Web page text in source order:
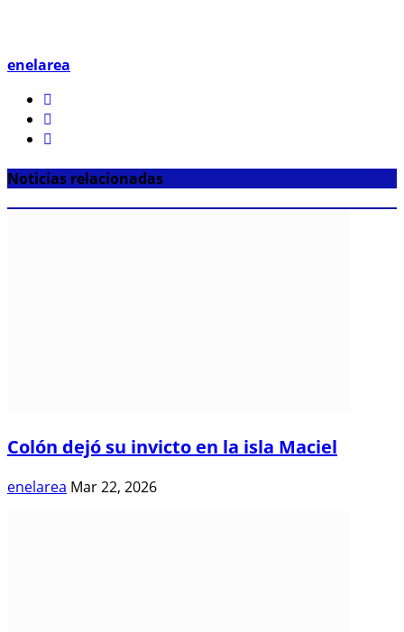
enelarea
Noticias relacionadas
Colón dejó su invicto en la isla Maciel
enelarea Mar 22, 2026